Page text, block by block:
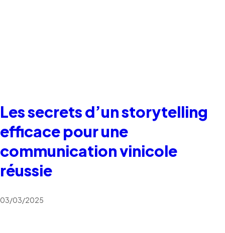
Les secrets d’un storytelling
efficace pour une
communication vinicole
réussie
03/03/2025